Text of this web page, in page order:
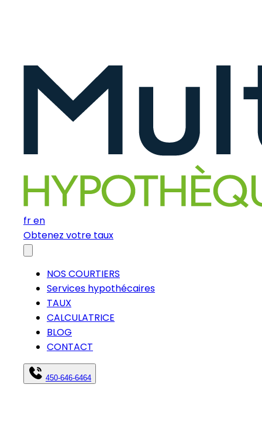
fren
Obtenez votre taux
NOS COURTIERS
Services hypothécaires
TAUX
CALCULATRICE
BLOG
CONTACT
450-646-6464